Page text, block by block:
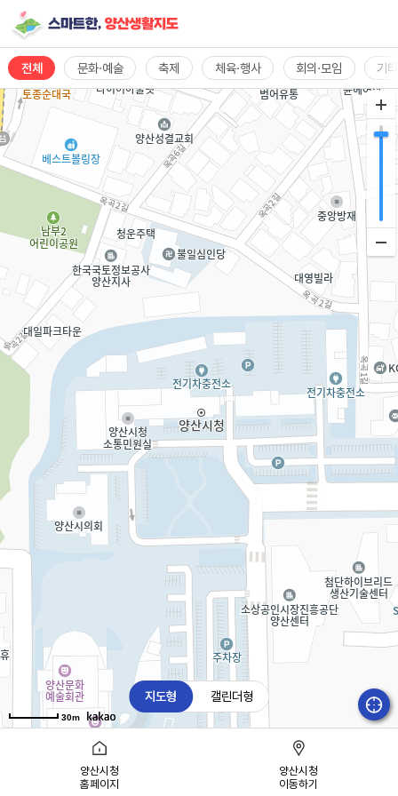
양산시청
홈페이지
%>
전체 문화·예술 축제 체육·행사 회의·모임 기타
지도형 캘린더형
30m
양산시청
이동하기